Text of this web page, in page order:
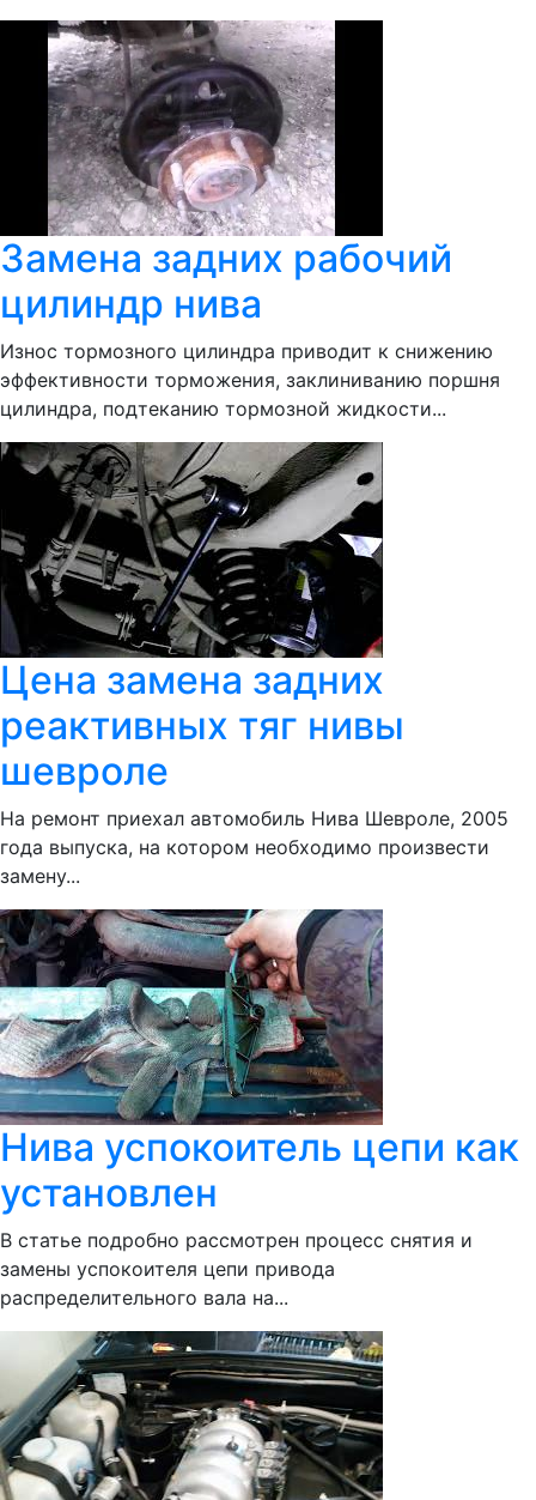
Замена задних рабочий
цилиндр нива
Износ тормозного цилиндра приводит к снижению
эффективности торможения, заклиниванию поршня
цилиндра, подтеканию тормозной жидкости...
Цена замена задних
реактивных тяг нивы
шевроле
На ремонт приехал автомобиль Нива Шевроле, 2005
года выпуска, на котором необходимо произвести
замену...
Нива успокоитель цепи как
установлен
В статье подробно рассмотрен процесс снятия и
замены успокоителя цепи привода
распределительного вала на...